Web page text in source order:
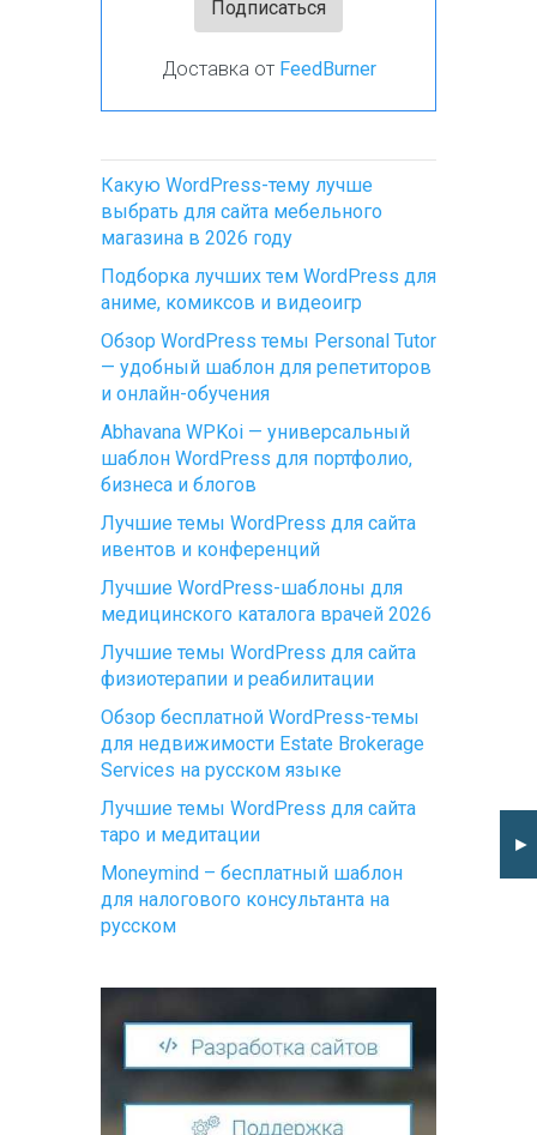
Доставка от FeedBurner
Какую WordPress-тему лучше
выбрать для сайта мебельного
магазина в 2026 году
Подборка лучших тем WordPress для
аниме, комиксов и видеоигр
Обзор WordPress темы Personal Tutor
— удобный шаблон для репетиторов
и онлайн-обучения
Abhavana WPKoi — универсальный
шаблон WordPress для портфолио,
бизнеса и блогов
Лучшие темы WordPress для сайта
ивентов и конференций
Лучшие WordPress-шаблоны для
медицинского каталога врачей 2026
Лучшие темы WordPress для сайта
физиотерапии и реабилитации
Обзор бесплатной WordPress-темы
для недвижимости Estate Brokerage
Services на русском языке
Лучшие темы WordPress для сайта
таро и медитации
Moneymind – бесплатный шаблон
для налогового консультанта на
русском
►